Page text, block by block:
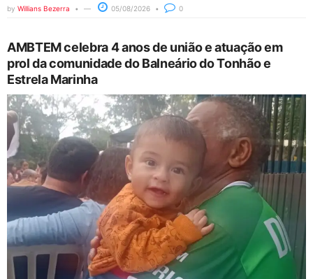
by Willians Bezerra 05/08/2026 0
AMBTEM celebra 4 anos de união e atuação em
prol da comunidade do Balneário do Tonhão e
Estrela Marinha